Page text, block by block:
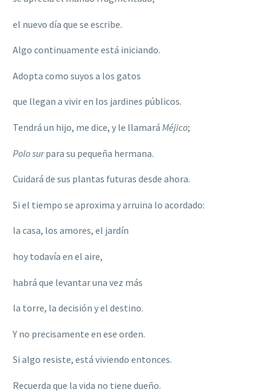
el nuevo día que se escribe.
Algo continuamente está iniciando.
Adopta como suyos a los gatos
que llegan a vivir en los jardines públicos.
Tendrá un hijo, me dice, y le llamará Méjico;
Polo surpara su pequeña hermana.
Cuidará de sus plantas futuras desde ahora.
Si el tiempo se aproxima y arruina lo acordado:
la casa, los amores, el jardín
hoy todavía en el aire,
habrá que levantar una vez más
la torre, la decisión y el destino.
Y no precisamente en ese orden.
Si algo resiste, está viviendo entonces.
Recuerda que la vida no tiene dueño.